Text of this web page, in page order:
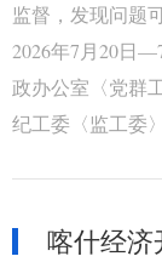
监督，发现问题
2026年7月20日
政办公室〈党群
纪工委〈监工委